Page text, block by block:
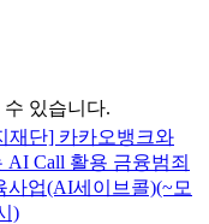
있습니다.
재단] 카카오뱅크와
AI Call 활용 금융범죄
사업(AI세이브콜)(~모
)